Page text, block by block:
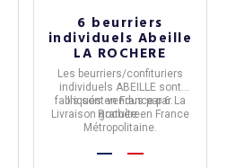
6 beurriers
individuels Abeille
LA ROCHERE
Les beurriers/confituriers
individuels ABEILLE sont
fabriqués enFrancepar La
Rochère.
Ils sont vendus par 6.
Livraison gratuite en France
Métropolitaine.